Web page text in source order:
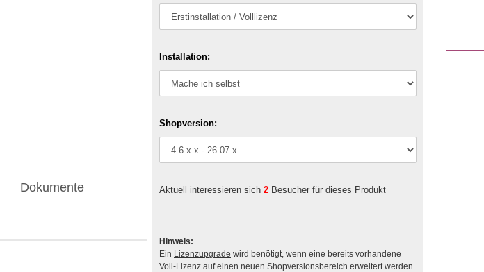
Installation:
Shopversion:
Aktuell interessieren sich 2 Besucher für dieses Produkt
Hinweis:
Ein Lizenzupgrade wird benötigt, wenn eine bereits vorhandene
Voll-Lizenz auf einen neuen Shopversionsbereich erweitert werden
Dokumente